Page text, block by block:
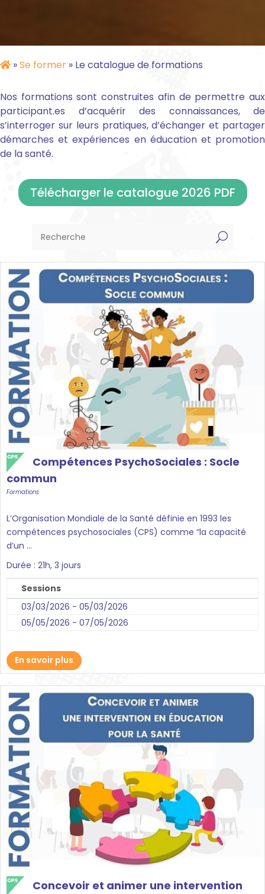
»Se former » Le catalogue de formations
Nos formations sont construites afin de permettre aux
participant.es d’acquérir des connaissances, de
s’interroger sur leurs pratiques, d’échanger et partager
démarches et expériences en éducation et promotion
de la santé.
Télécharger le catalogue 2026 PDF
U
Compétences PsychoSociales : Socle
commun
Formations
L’Organisation Mondiale de la Santé définie en 1993 les
compétences psychosociales (CPS) comme “la capacité
d’un ...
En savoir plus
Durée : 21h, 3 jours
Sessions
03/03/2026 - 05/03/2026
05/05/2026 - 07/05/2026
Concevoir et animer une intervention